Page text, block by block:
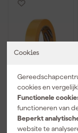
Cookies
cookies en
Functionele
functioneren van
Beperkt
website te
Paintura
Lucamax
Washitape -
50mx36mm
Morgen